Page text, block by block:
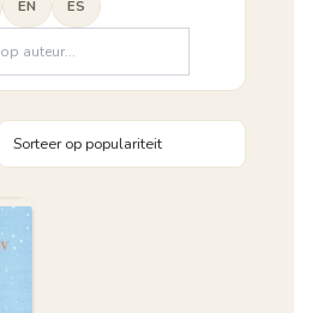
EN ES